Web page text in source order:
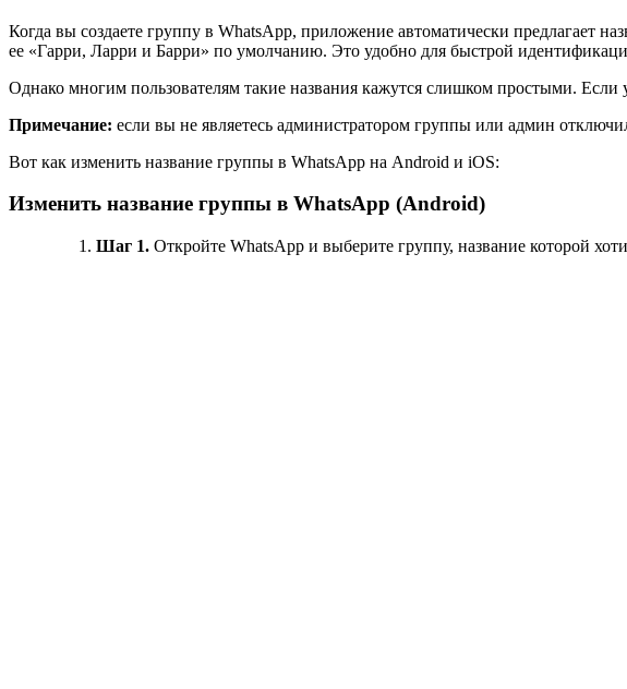
Когда вы создаете группу в WhatsApp, приложение автоматически предлагает
ее «Гарри, Ларри и Барри» по умолчанию. Это удобно для быстрой
Однако многим пользователям такие названия кажутся слишком простыми. Если
Примечание: если вы не являетесь администратором группы или админ
Вот как изменить название группы в WhatsApp на Android и iOS:
Изменить название группы в WhatsApp (Android)
Шаг 1. Откройте WhatsApp и выберите группу, название которой